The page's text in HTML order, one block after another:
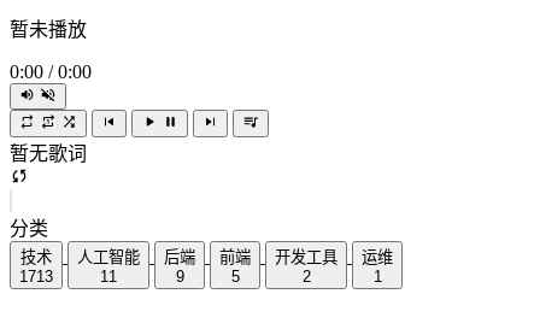
暂未播放
0:00 / 0:00
暂无歌词
分类
技术
1713
人工智能
11
后端
9
前端
5
开发工具
2
运维
1